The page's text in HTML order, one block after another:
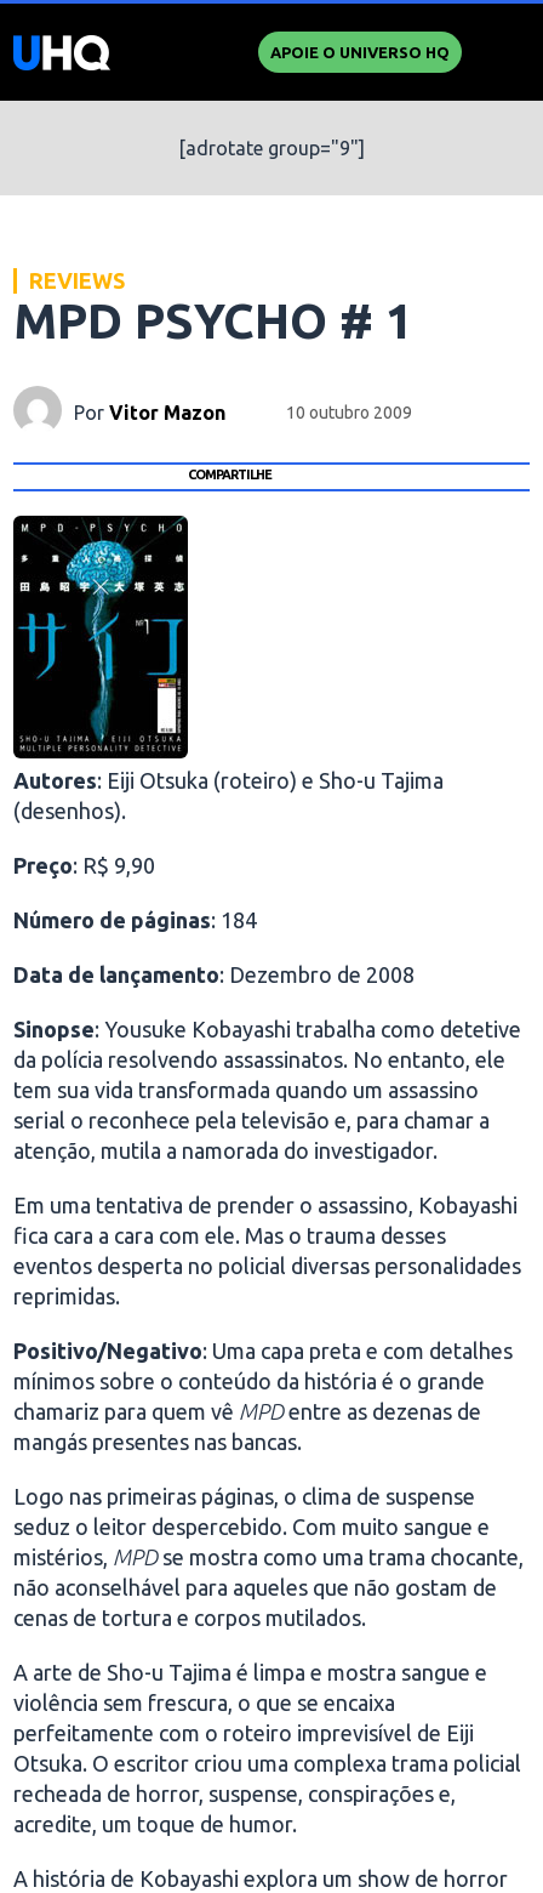
APOIE O UNIVERSO HQ
[adrotate group="9"]
REVIEWS
MPD PSYCHO # 1
PorVitor Mazon 10 outubro 2009
COMPARTILHE
Autores: Eiji Otsuka (roteiro) e Sho-u Tajima
(desenhos).
Preço: R$ 9,90
Número de páginas: 184
Data de lançamento: Dezembro de 2008
Sinopse: Yousuke Kobayashi trabalha como detetive
da polícia resolvendo assassinatos. No entanto, ele
tem sua vida transformada quando um assassino
serial o reconhece pela televisão e, para chamar a
atenção, mutila a namorada do investigador.
Em uma tentativa de prender o assassino, Kobayashi
fica cara a cara com ele. Mas o trauma desses
eventos desperta no policial diversas personalidades
reprimidas.
Positivo/Negativo: Uma capa preta e com detalhes
mínimos sobre o conteúdo da história é o grande
chamariz para quem vê MPDentre as dezenas de
mangás presentes nas bancas.
Logo nas primeiras páginas, o clima de suspense
seduz o leitor despercebido. Com muito sangue e
mistérios, MPDse mostra como uma trama chocante,
não aconselhável para aqueles que não gostam de
cenas de tortura e corpos mutilados.
A arte de Sho-u Tajima é limpa e mostra sangue e
violência sem frescura, o que se encaixa
perfeitamente com o roteiro imprevisível de Eiji
Otsuka. O escritor criou uma complexa trama policial
recheada de horror, suspense, conspirações e,
acredite, um toque de humor.
A história de Kobayashi explora um show de horror